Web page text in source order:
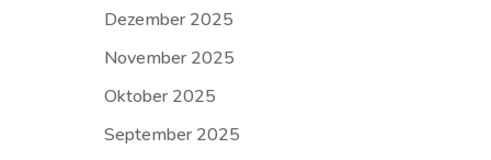
Dezember 2025
November 2025
Oktober 2025
September 2025